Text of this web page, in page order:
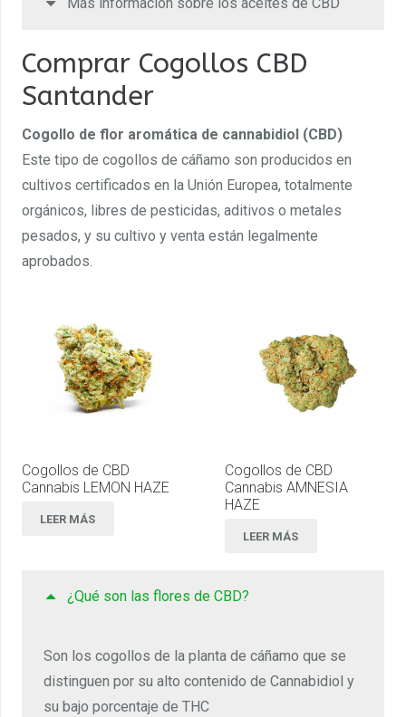
Comprar Cogollos CBD
Santander
Cogollo de flor aromática de cannabidiol (CBD)
Este tipo de cogollos de cáñamo son producidos en
cultivos certificados en la Unión Europea, totalmente
orgánicos, libres de pesticidas, aditivos o metales
pesados, y su cultivo y venta están legalmente
aprobados.
Cogollos de CBD
Cannabis LEMON HAZE
LEER MÁS
Cogollos de CBD
Cannabis AMNESIA
HAZE
LEER MÁS
¿Qué son las flores de CBD?
Son los cogollos de la planta de cáñamo que se
distinguen por su alto contenido de Cannabidiol y
su bajo porcentaje de THC